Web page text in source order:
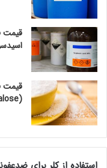
قیمت
قیمت
(Sucralose)